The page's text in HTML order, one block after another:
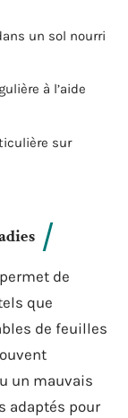
un sol nourri
à l’aide
sur
de
que
de feuilles
un mauvais
adaptés pour